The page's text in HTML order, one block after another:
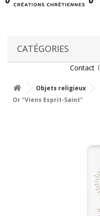
CATÉGORIES
Contact
Objets religieux
Or "Viens Esprit-Saint"